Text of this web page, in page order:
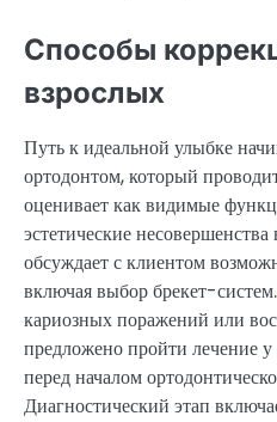
Способы
взрослых
Путь к идеальной улыбке
ортодонтом, который
оценивает как видимые
эстетические
обсуждает с клиентом
включая выбор брекет-
кариозных поражений или
предложено пройти лечение у
перед началом
Диагностический этап